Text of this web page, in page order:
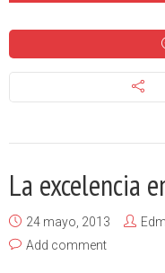
La excelencia
24 mayo, 2013
Add comment